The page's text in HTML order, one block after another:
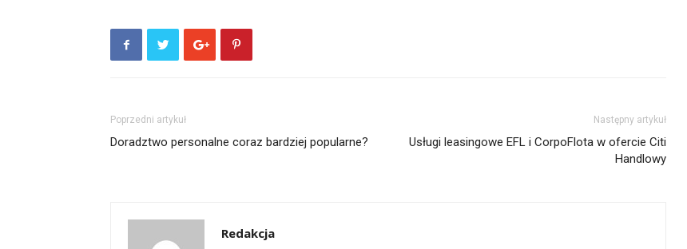
Poprzedni artykuł
Doradztwo personalne coraz bardziej popularne?
Następny artykuł
Usługi leasingowe EFL i CorpoFlota w ofercie Citi
Handlowy
Redakcja